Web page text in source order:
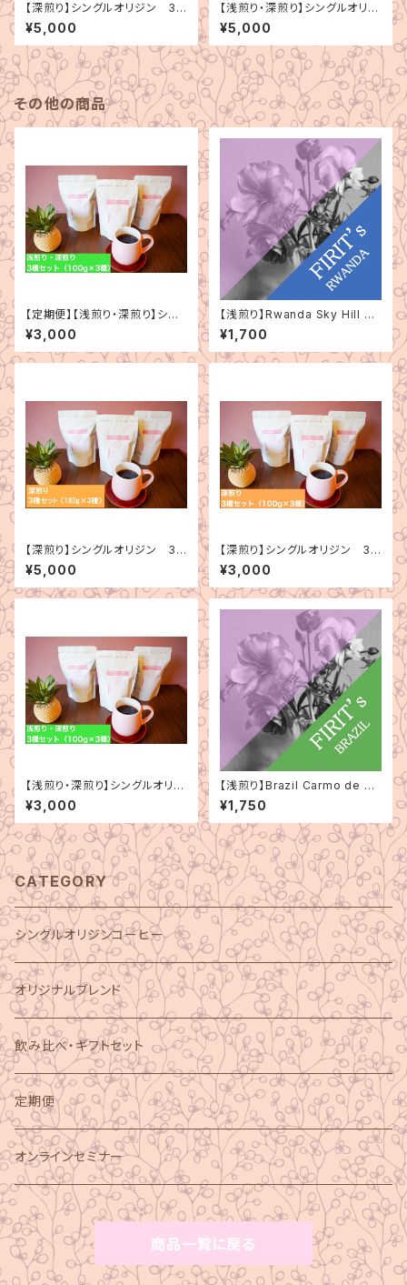
【深煎り】シングルオリジン 3
種セット（180g×3種）
¥5,000
【浅煎り・深煎り】シングルオリジ
ン 3種セット（180g×3種）
¥5,000
その他の商品
【定期便】【浅煎り・深煎り】シン
グルオリジン 3種セット（100g
×3種）
¥3,000
【浅煎り】Rwanda Sky Hill Co
proca Washed（ルワンダ スカ
イヒル コプロカ ウォッシュド）15
0g
¥1,700
【深煎り】シングルオリジン 3
種セット（180g×3種）
¥5,000
【深煎り】シングルオリジン 3
種セット（100g×3種）
¥3,000
【浅煎り・深煎り】シングルオリジ
ン 3種セット（100g×3種）
¥3,000
【浅煎り】Brazil Carmo de Mi
nas Bourbon Amarelo Natu
ral（ブラジル カルモデミナス ブ
ルボンアマレロ ナチュラル）150
g
¥1,750
CATEGORY
シングルオリジンコーヒー
オリジナルブレンド
飲み比べ・ギフトセット
定期便
オンラインセミナー
商品一覧に戻る